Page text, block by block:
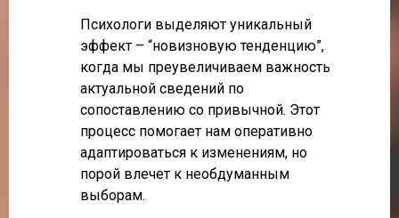
Психологи выделяют уникальный
эффект – “новизновую тенденцию”,
когда мы преувеличиваем важность
актуальной сведений по
сопоставлению со привычной. Этот
процесс помогает нам оперативно
адаптироваться к изменениям, но
порой влечет к необдуманным
выборам.